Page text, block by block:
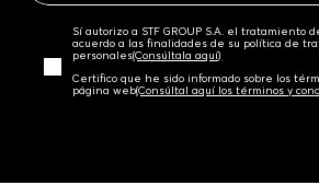
Sí autorizo a STF GROUP S.A. el tratamiento
acuerdo a las finalidades de su política de
personales‎(Consúltala aquí)
Certifico que he sido informado sobre los
página web‎(Consúltal aquí los términos y